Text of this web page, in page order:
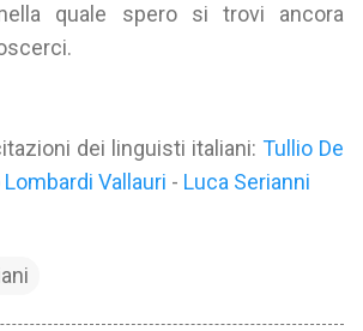
quale spero si trovi ancora
dei linguisti italiani: Tullio De
Lombardi Vallauri - Luca Serianni